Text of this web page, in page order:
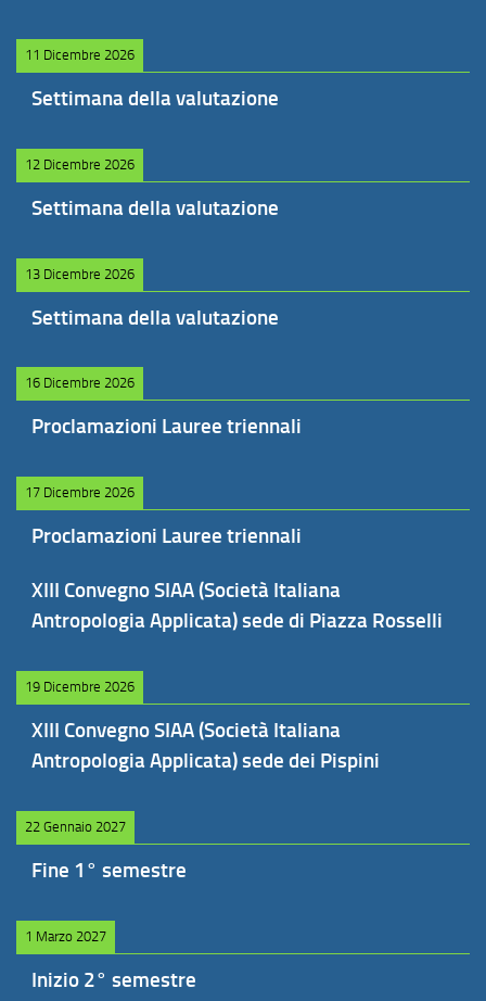
11 Dicembre 2026
Settimana della valutazione
12 Dicembre 2026
Settimana della valutazione
13 Dicembre 2026
Settimana della valutazione
16 Dicembre 2026
Proclamazioni Lauree triennali
17 Dicembre 2026
Proclamazioni Lauree triennali
XIII Convegno SIAA (Società Italiana
Antropologia Applicata) sede di Piazza Rosselli
19 Dicembre 2026
XIII Convegno SIAA (Società Italiana
Antropologia Applicata) sede dei Pispini
22 Gennaio 2027
Fine 1° semestre
1 Marzo 2027
Inizio 2° semestre